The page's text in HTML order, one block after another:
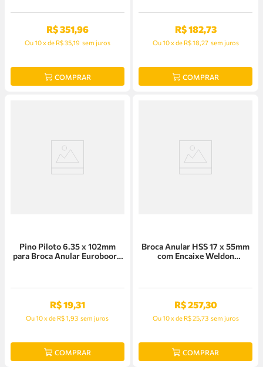
R$351,96
Ou10xde R$ 35,19 sem juros
COMPRAR
R$182,73
Ou10xde R$ 18,27 sem juros
COMPRAR
Pino Piloto 6.35 x 102mm
para Broca Anular Euroboor -
R$19,31
Ou10xde R$ 1,93 sem juros
COMPRAR
Broca Anular HSS 17 x 55mm
com Encaixe Weldon
R$257,30
Ou10xde R$ 25,73 sem juros
COMPRAR